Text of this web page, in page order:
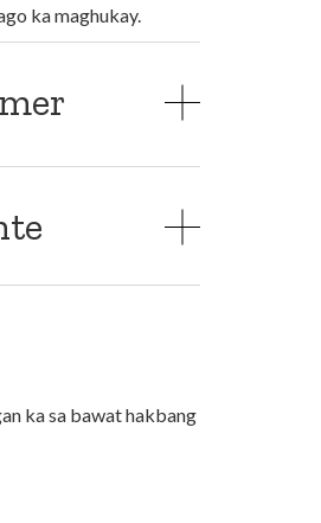
ka maghukay.
ka sa bawat hakbang